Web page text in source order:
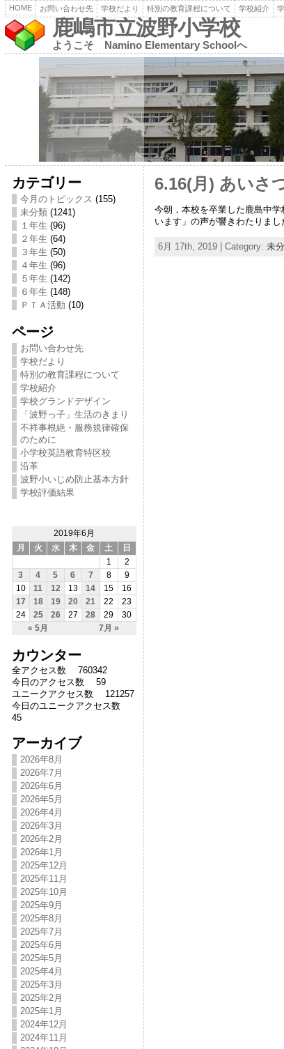
HOME お問い合わせ先 学校だより 特別の教育課程について 学校紹介
鹿嶋市立波野小学校
ようこそ Namino Elementary Schoolへ
カテゴリー
今月のトピックス (155)
未分類(1241)
１年生 (96)
２年生 (64)
３年生 (50)
４年生 (96)
５年生 (142)
６年生 (148)
ＰＴＡ活動 (10)
ページ
お問い合わせ先
学校だより
特別の教育課程について
学校紹介
学校グランドデザイン
「波野っ子」生活のきまり
不祥事根絶・服務規律確保
のために
小学校英語教育特区校
沿革
波野小いじめ防止基本方針
学校評価結果
2019年6月
月
火 水 木 金 土 日
« 5月 7月 »
1
2
3
4 5 6 7 8
9
10
11 12 13 14 15
16
17
18 19 20 21 22
23
24
25 26 27 28 29 30
カウンター
全アクセス数 760342
今日のアクセス数 59
ユニークアクセス数 121257
今日のユニークアクセス数
45
アーカイブ
2026年8月
2026年7月
2026年6月
2026年5月
2026年4月
2026年3月
2026年2月
2026年1月
2025年12月
2025年11月
2025年10月
2025年9月
2025年8月
2025年7月
2025年6月
2025年5月
2025年4月
2025年3月
2025年2月
2025年1月
2024年12月
2024年11月
6.16(月) あいさ
今朝，本校を卒業した鹿島中
います」の声が響きわたりまし
6月 17th, 2019 | Category: 未